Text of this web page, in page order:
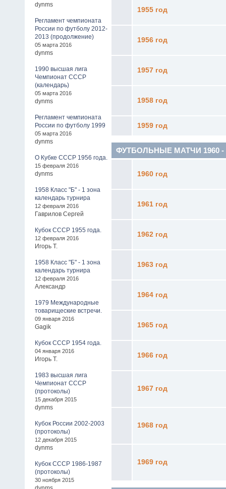
dynms
Регламент чемпионата
России по футболу 2012-
2013 (продолжение)
05 марта 2016
dynms
1990 высшая лига
Чемпионат СССР
(календарь)
05 марта 2016
dynms
Регламент чемпионата
России по футболу 1999
05 марта 2016
dynms
О Кубке СССР 1956 года.
15 февраля 2016
dynms
1958 Класс "Б" - 1 зона
календарь турнира
12 февраля 2016
Гаврилов Сергей
Кубок СССР 1955 года.
12 февраля 2016
Игорь Т.
1958 Класс "Б" - 1 зона
календарь турнира
12 февраля 2016
Александр
1979 Международные
товарищеские встречи.
09 января 2016
Gagik
Кубок СССР 1954 года.
04 января 2016
Игорь Т.
1983 высшая лига
Чемпионат СССР
(протоколы)
15 декабря 2015
dynms
Кубок России 2002-2003
(протоколы)
12 декабря 2015
dynms
Кубок СССР 1986-1987
(протоколы)
30 ноября 2015
1955 год
1956 год
1957 год
1958 год
1959 год
ФУТБОЛЬНЫЕ МАТЧИ 1960 -
1960 год
1961 год
1962 год
1963 год
1964 год
1965 год
1966 год
1967 год
1968 год
1969 год